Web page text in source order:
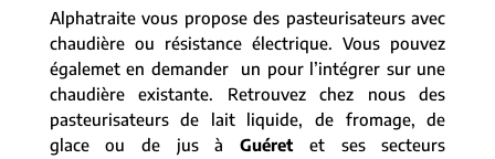
Alphatraite vous propose des pasteurisateurs avec
chaudière ou résistance électrique. Vous pouvez
égalemet en demander un pour l’intégrer sur une
chaudière existante. Retrouvez chez nous des
pasteurisateurs de lait liquide, de fromage, de
glace ou de jus àGuéret et ses secteurs